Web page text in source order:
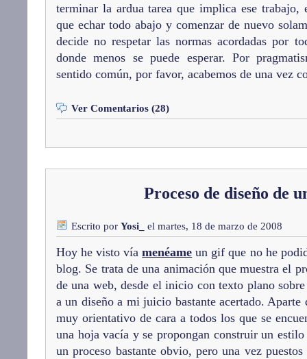
terminar la ardua tarea que implica ese trabajo,
que echar todo abajo y comenzar de nuevo
decide no respetar las normas acordadas por
donde menos se puede esperar. Por
sentido común, por favor, acabemos de una vez
Ver Comentarios (28)
Proceso de diseño de
Escrito por Yosi_ el martes, 18 de marzo de 2008
Hoy he visto víamenéame un gif que no he
blog. Se trata de una animación que muestra el
de una web, desde el inicio con texto plano
a un diseño a mi juicio bastante acertado. Aparte
muy orientativo de cara a todos los que se
una hoja vacía y se propongan construir un estilo
un proceso bastante obvio, pero una vez